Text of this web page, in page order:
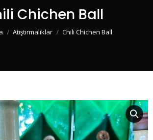
Chichen Ball
Atıştırmalıklar Chili Chichen Ball